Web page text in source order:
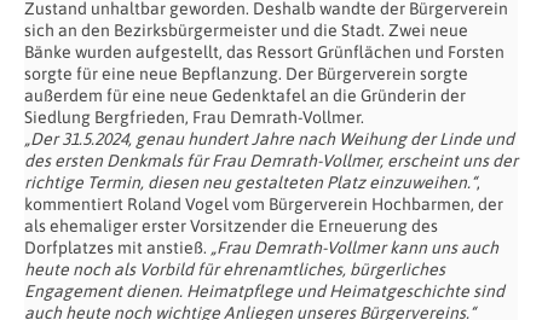
Zustand unhaltbar geworden. Deshalb wandte der Bürgerverein
sich an den Bezirksbürgermeister und die Stadt. Zwei neue
Bänke wurden aufgestellt, das Ressort Grünflächen und Forsten
sorgte für eine neue Bepflanzung. Der Bürgerverein sorgte
außerdem für eine neue Gedenktafel an die Gründerin der
Siedlung Bergfrieden, Frau Demrath-Vollmer.
„Der 31.5.2024, genau hundert Jahre nach Weihung der Linde und
des ersten Denkmals für Frau Demrath-Vollmer, erscheint uns der
richtige Termin, diesen neu gestalteten Platz einzuweihen.“,
kommentiert Roland Vogel vom Bürgerverein Hochbarmen, der
als ehemaliger erster Vorsitzender die Erneuerung des
Dorfplatzes mit anstieß. „Frau Demrath-Vollmer kann uns auch
heute noch als Vorbild für ehrenamtliches, bürgerliches
Engagement dienen. Heimatpflege und Heimatgeschichte sind
auch heute noch wichtige Anliegen unseres Bürgervereins.“